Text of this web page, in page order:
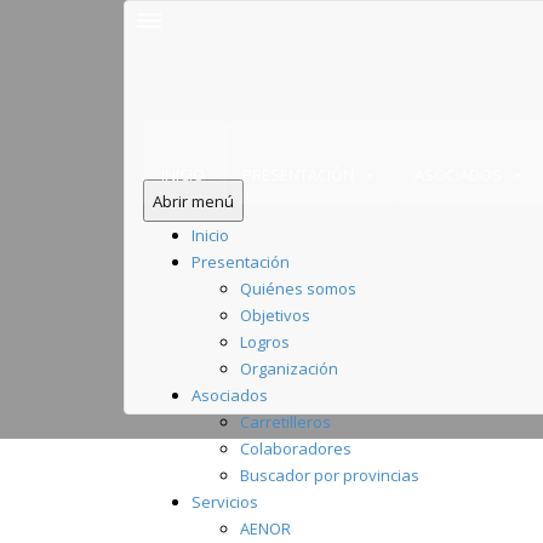
INICIO
Abrir menú
Inicio
Presentación
Quiénes somos
Objetivos
Logros
Organización
Asociados
Carretilleros
Colaboradores
Buscador por provincias
Servicios
AENOR